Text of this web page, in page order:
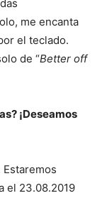
me encanta
el teclado.
de “Better off
¡Deseamos
el 23.08.2019